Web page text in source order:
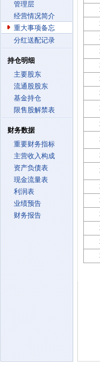
管理层
经营情况简介
重大事项备忘
分红送配记录
持仓明细
主要股东
流通股股东
基金持仓
限售股解禁表
财务数据
重要财务指标
主营收入构成
资产负债表
现金流量表
利润表
业绩预告
财务报告